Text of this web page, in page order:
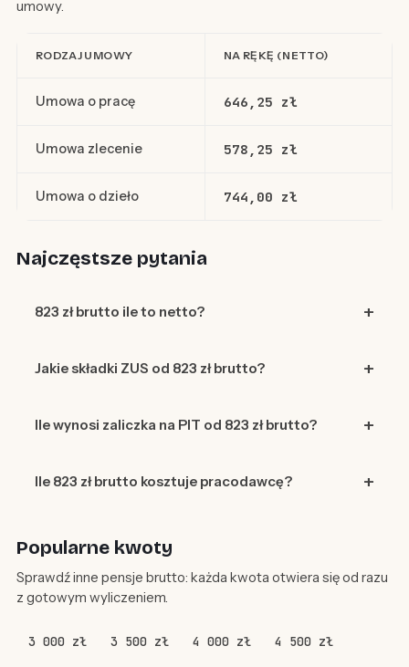
umowy.
RODZAJ UMOWY NA RĘKĘ (NETTO)
Umowa o pracę 646,25 zł
Umowa zlecenie 578,25 zł
Umowa o dzieło 744,00 zł
Najczęstsze pytania
823 zł brutto ile to netto?
Jakie składki ZUS od 823 zł brutto?
Ile wynosi zaliczka na PIT od 823 zł brutto?
Ile 823 zł brutto kosztuje pracodawcę?
Popularne kwoty
Sprawdź inne pensje brutto: każda kwota otwiera się od razu
z gotowym wyliczeniem.
3 000 zł 3 500 zł 4 000 zł 4 500 zł